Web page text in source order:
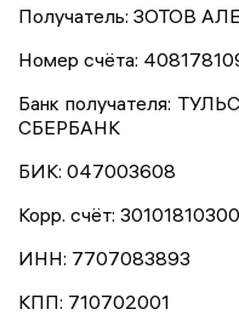
Получатель: ЗОТОВ
Номер счёта:
Банк получателя:
СБЕРБАНК
БИК: 047003608
Корр. счёт:
ИНН: 7707083893
КПП: 710702001